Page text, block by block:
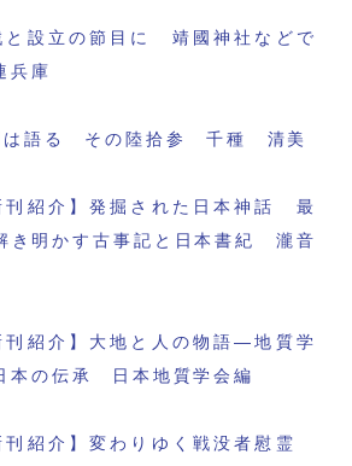
と設立の節目に 靖國神社などで
兵庫
は語る その陸拾参 千種 清美
刊紹介】発掘された日本神話 最
き明かす古事記と日本書紀 瀧音
刊紹介】大地と人の物語―地質学
本の伝承 日本地質学会編
刊紹介】変わりゆく戦没者慰霊